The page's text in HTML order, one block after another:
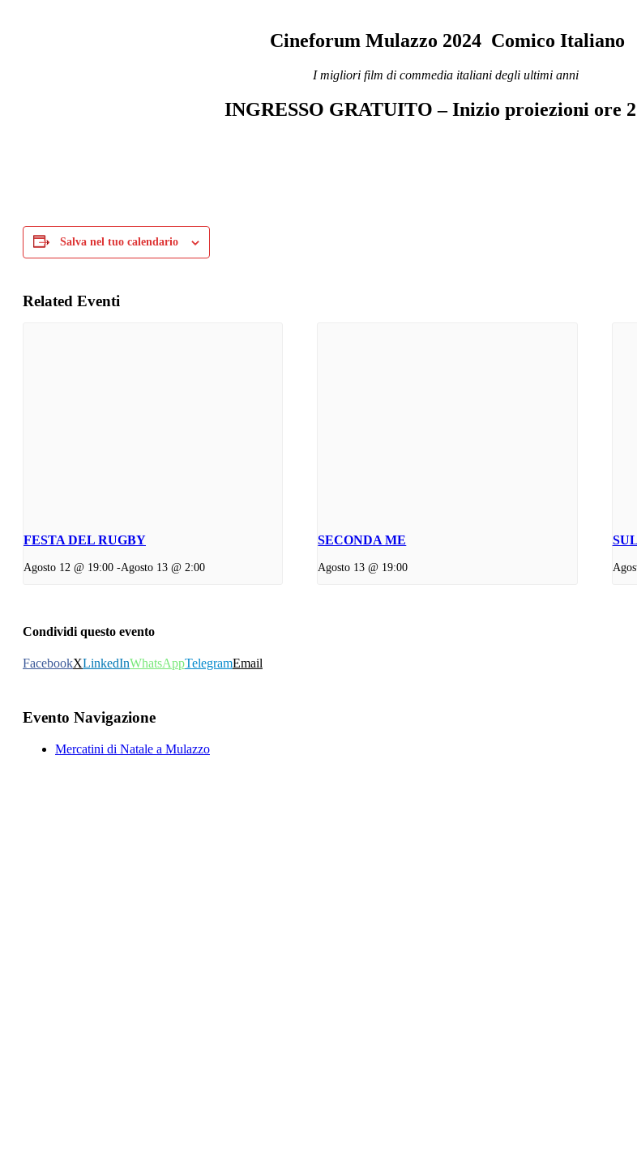
Cineforum Mulazzo 2024 Comico Italiano
I migliori film di commedia italiani degli ultimi anni
INGRESSO GRATUITO – Inizio proiezioni ore
Salva nel tuo calendario
Related Eventi
FESTA DEL RUGBY
Agosto 12 @ 19:00 -Agosto 13 @ 2:00
SECONDA ME
Agosto 13 @ 19:00
Condividi questo evento
FacebookXLinkedInWhatsAppTelegramEmail
Evento Navigazione
Mercatini di Natale a Mulazzo